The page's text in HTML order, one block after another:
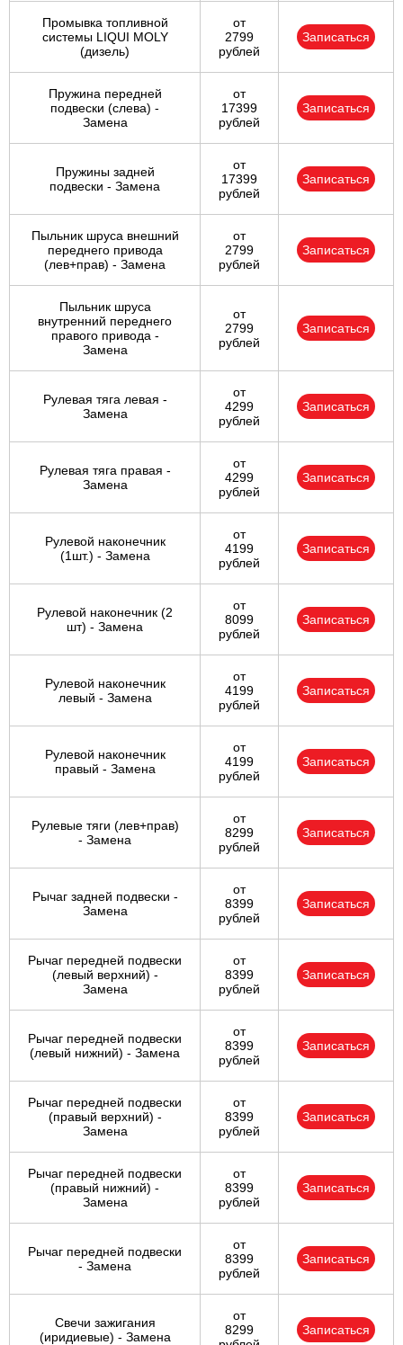
Промывка топливной
системы LIQUI MOLY
(дизель)
от
2799
рублей
Записаться
Пружина передней
подвески (слева) -
Замена
от
17399
рублей
Записаться
Пружины задней
подвески - Замена
от
17399
рублей
Записаться
Пыльник шруса внешний
переднего привода
(лев+прав) - Замена
от
2799
рублей
Записаться
Пыльник шруса
внутренний переднего
правого привода -
Замена
от
2799
рублей
Записаться
Рулевая тяга левая -
Замена
от
4299
рублей
Записаться
Рулевая тяга правая -
Замена
от
4299
рублей
Записаться
Рулевой наконечник
(1шт.) - Замена
от
4199
рублей
Записаться
Рулевой наконечник (2
шт) - Замена
от
8099
рублей
Записаться
Рулевой наконечник
левый - Замена
от
4199
рублей
Записаться
Рулевой наконечник
правый - Замена
от
4199
рублей
Записаться
Рулевые тяги (лев+прав)
- Замена
от
8299
рублей
Записаться
Рычаг задней подвески -
Замена
от
8399
рублей
Записаться
Рычаг передней подвески
(левый верхний) -
Замена
от
8399
рублей
Записаться
Рычаг передней подвески
(левый нижний) - Замена
от
8399
рублей
Записаться
Рычаг передней подвески
(правый верхний) -
Замена
от
8399
рублей
Записаться
Рычаг передней подвески
(правый нижний) -
Замена
от
8399
рублей
Записаться
Рычаг передней подвески
- Замена
от
8399
рублей
Записаться
Свечи зажигания
(иридиевые) - Замена
от
8299
Записаться